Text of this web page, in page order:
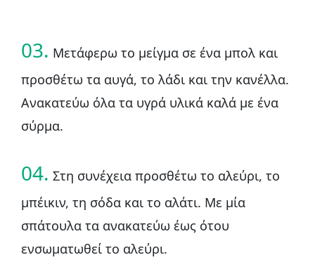
03. Μετάφερω το μείγμα σε ένα μπολ και
προσθέτω τα αυγά, το λάδι και την κανέλλα.
Ανακατεύω όλα τα υγρά υλικά καλά με ένα
σύρμα.
04. Στη συνέχεια προσθέτω το αλεύρι, το
μπέικιν, τη σόδα και το αλάτι. Με μία
σπάτουλα τα ανακατεύω έως ότου
ενσωματωθεί το αλεύρι.